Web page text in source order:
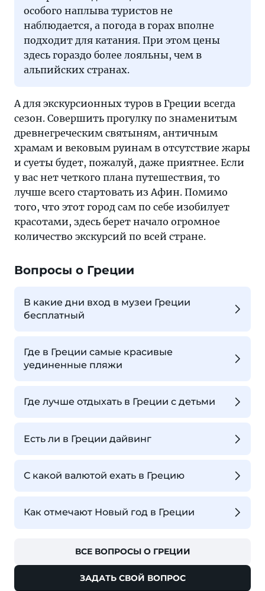
особого наплыва туристов не
наблюдается, а погода в горах вполне
подходит для катания. При этом цены
здесь гораздо более лояльны, чем в
альпийских странах.
А для экскурсионных туров в Греции всегда
сезон. Совершить прогулку по знаменитым
древнегреческим святыням, античным
храмам и вековым руинам в отсутствие жары
и суеты будет, пожалуй, даже приятнее. Если
у вас нет четкого плана путешествия, то
лучше всего стартовать из Афин. Помимо
того, что этот город сам по себе изобилует
красотами, здесь берет начало огромное
количество экскурсий по всей стране.
Вопросы о Греции
В какие дни вход в музеи Греции
бесплатный
Где в Греции самые красивые
уединенные пляжи
Где лучше отдыхать в Греции с детьми
Есть ли в Греции дайвинг
С какой валютой ехать в Грецию
Как отмечают Новый год в Греции
ВСЕ ВОПРОСЫ О ГРЕЦИИ
ЗАДАТЬ СВОЙ ВОПРОС